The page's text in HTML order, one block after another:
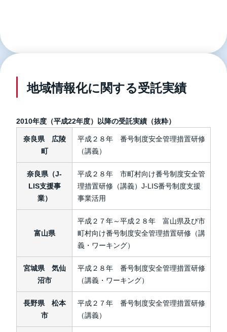
地域情報化に関する受託実績
2010年度（平成22年度）以降の受託実績（抜粋）
奈良県 広陵
町
平成２８年 番号制度安全管理措置研修
（講義）
奈良県（J-
LIS支援事
業）
平成２８年 市町村向け番号制度安全管
理措置研修（講義）J-LIS番号制度支援
事業活用
富山県
平成２７年～平成２８年 富山県及び市
町村向け番号制度安全管理措置研修（講
義・ワーキング）
宮城県 気仙
沼市
平成２８年 番号制度安全管理措置研修
（講義・ワーキング）
長野県 松本
市
平成２７年 番号制度安全管理措置研修
（講義）